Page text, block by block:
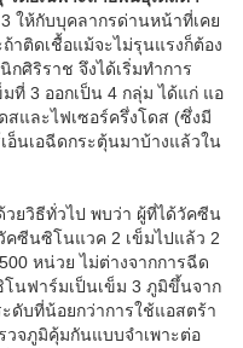
ให้กับบุคลากรด่านหน้าที่เคย
าติดเชื้อแม้จะไม่รุนแรงก็ต้อง
ศิริราช จึงได้เริ่มทำการ
ที่ 3 ออกเป็น 4 กลุ่ม ได้แก่ แอ
สและไฟเซอร์ครึ่งโดส (ซึ่งมี
อ็นเอฉีดกระตุ้นมาบ้างแล้วใน
วยวิธีทั่วไป พบว่า ผู้ที่ได้วัคซีน
คซีนซิโนแวค 2 เข็มไปแล้ว 2
หน่วย ไม่ต่างจากการฉีด
นฟาร์มเป็นเข็ม 3 ภูมิขึ้นจาก
ดับที่น้อยกว่าการใช้แอสตร้า
วจภูมิคุ้มกันแบบจำเพาะต่อ